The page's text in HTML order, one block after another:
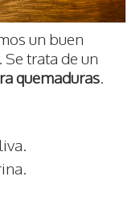
un buen
trata de un
quemaduras.